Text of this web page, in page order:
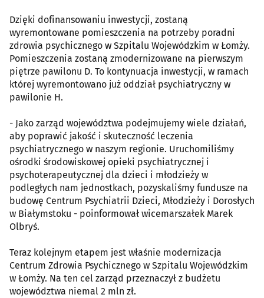
Dzięki dofinansowaniu inwestycji, zostaną
wyremontowane pomieszczenia na potrzeby poradni
zdrowia psychicznego w Szpitalu Wojewódzkim w Łomży.
Pomieszczenia zostaną zmodernizowane na pierwszym
piętrze pawilonu D. To kontynuacja inwestycji, w ramach
której wyremontowano już oddział psychiatryczny w
pawilonie H.
- Jako zarząd województwa podejmujemy wiele działań,
aby poprawić jakość i skuteczność leczenia
psychiatrycznego w naszym regionie. Uruchomiliśmy
ośrodki środowiskowej opieki psychiatrycznej i
psychoterapeutycznej dla dzieci i młodzieży w
podległych nam jednostkach, pozyskaliśmy fundusze na
budowę Centrum Psychiatrii Dzieci, Młodzieży i Dorosłych
w Białymstoku - poinformował wicemarszałek Marek
Olbryś.
Teraz kolejnym etapem jest właśnie modernizacja
Centrum Zdrowia Psychicznego w Szpitalu Wojewódzkim
w Łomży. Na ten cel zarząd przeznaczył z budżetu
województwa niemal 2 mln zł.